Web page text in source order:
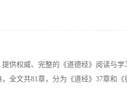
供权威、完整的《道德经》阅读与
全文共81章，分为《道经》37章和《